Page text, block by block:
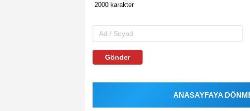
Gönder
ANASAYFAYA